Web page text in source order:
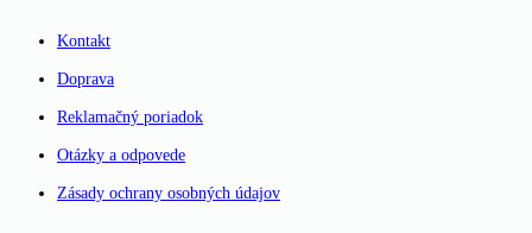
Kontakt
Doprava
Reklamačný poriadok
Otázky a odpovede
Zásady ochrany osobných údajov